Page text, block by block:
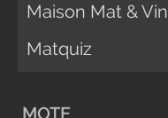
Maison Mat & Vin
Matquiz
MOTE